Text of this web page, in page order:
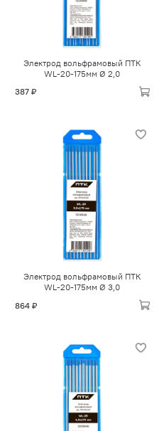
Электрод вольфрамовый ПТК
WL-20-175мм Ø 2,0
387 ₽
Электрод вольфрамовый ПТК
WL-20-175мм Ø 3,0
864 ₽